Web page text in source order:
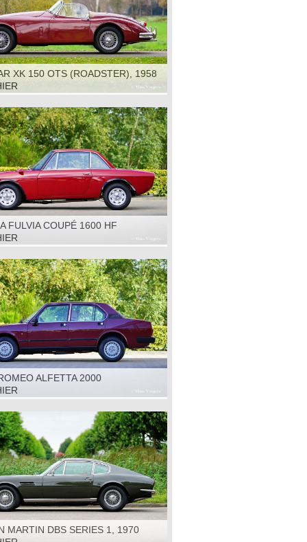
XK 150 OTS (ROADSTER), 1958
FULVIA COUPÉ 1600 HF
1971
ALFETTA 2000
1984
MARTIN DBS SERIES 1, 1970